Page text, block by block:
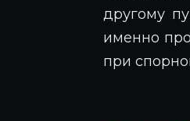
другому
именно
при